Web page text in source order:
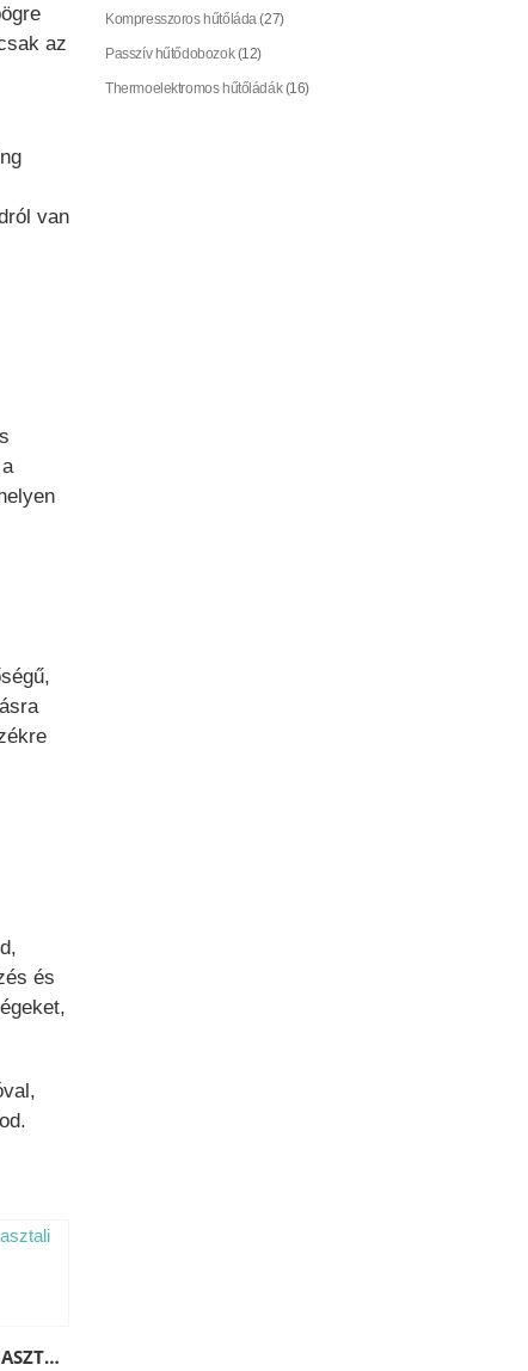
az
van
és
PROVIDUS FC300G ASZTALI GÁZFŐZŐ
Kompresszoros hűtőláda (27)
Passzív hűtődobozok(12)
Thermoelektromos hűtőládák(16)